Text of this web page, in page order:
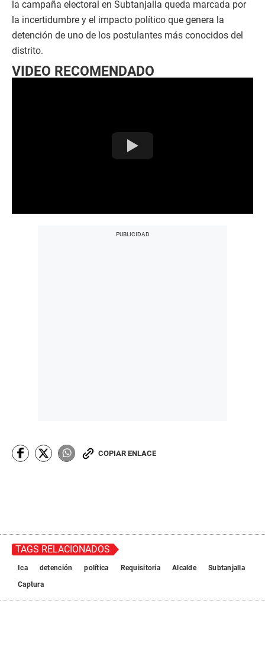
la campaña electoral en Subtanjalla queda marcada por
la incertidumbre y el impacto político que genera la
detención de uno de los postulantes más conocidos del
distrito.
VIDEO RECOMENDADO
COPIAR ENLACE
TAGS RELACIONADOS
Ica detención política Requisitoria Alcalde
Subtanjalla
Captura